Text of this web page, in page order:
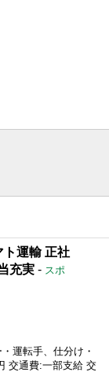
ト運輸 正社
充実 - スポ
運転手、仕分け・
交通費:一部支給 交